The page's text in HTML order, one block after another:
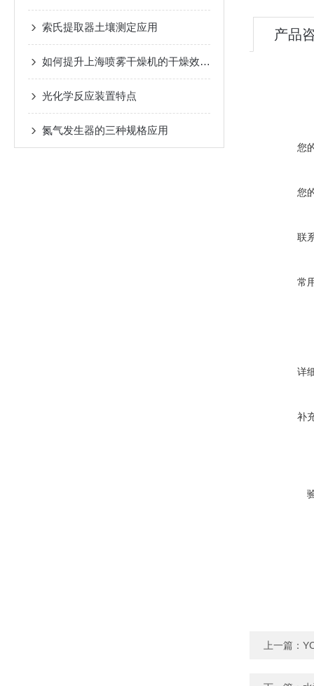
索氏提取器土壤测定应用
如何提升上海喷雾干燥机的干燥效率与产品质量
光化学反应装置特点
氮气发生器的三种规格应用
产品
您
您
联
常
详
补
上一篇：